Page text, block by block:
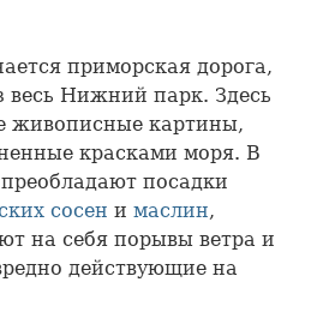
приморская дорога,
весь Нижний парк. Здесь
живописные картины,
красками моря. В
посадки
сосен и маслин,
на себя порывы ветра и
действующие на